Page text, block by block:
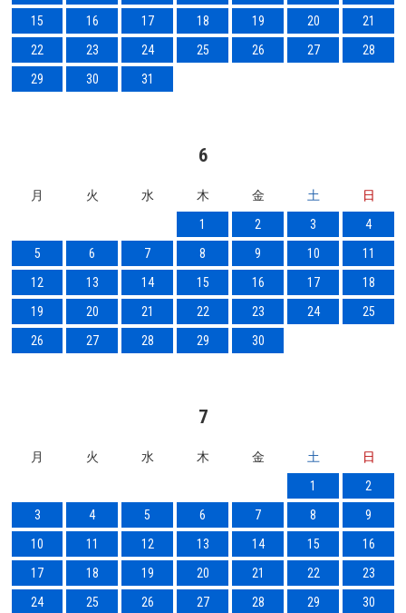
15
16 17 18 19 20
21
22
23 24 25 26 27
28
29
30 31
6
月 火 水 木 金 土
日
1
2 3
4
5
6 7 8 9 10
11
12
13 14 15 16 17
18
19
20 21 22 23 24
25
26
27 28 29 30
7
月 火 水 木 金 土
日
1
2
3
4 5 6 7 8
9
10
11 12 13 14 15
16
17
18 19 20 21 22
23
24
25 26 27 28 29 30